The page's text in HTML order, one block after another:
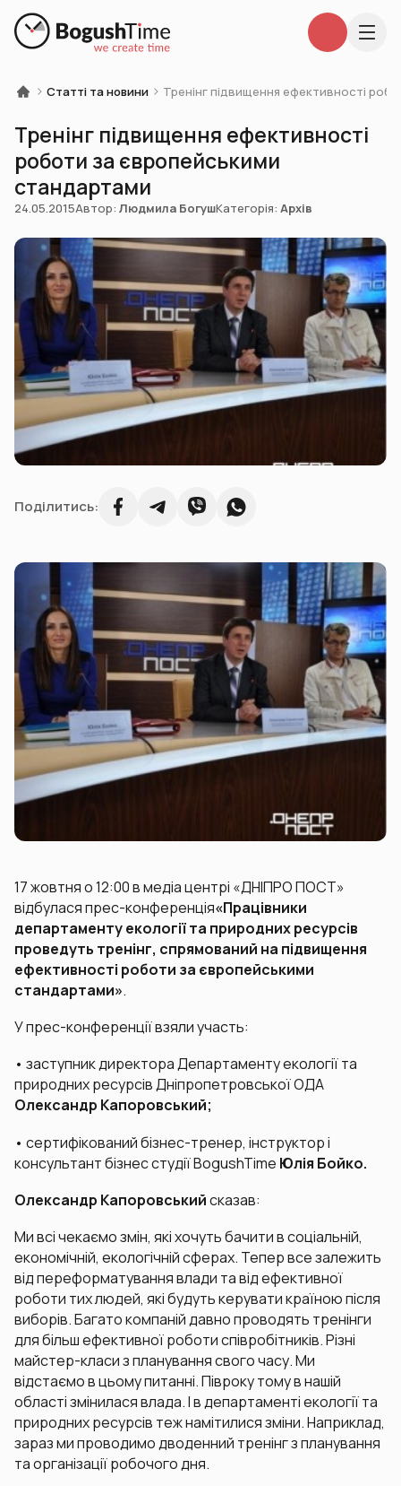
Статті та новини Тренінг підвищення ефективності
Тренінг підвищення ефективності
роботи за європейськими
стандартами
24.05.2015Автор: Людмила БогушКатегорія: Архів
Поділитись:
17 жовтня о 12:00 в медіа центрі «ДНІПРО ПОСТ»
відбулася прес-конференція«Працівники
департаменту екології та природних ресурсів
проведуть тренінг, спрямований на підвищення
ефективності роботи за європейськими
стандартами».
У прес-конференції взяли участь:
• заступник директора Департаменту екології та
природних ресурсів Дніпропетровської ОДА
Олександр Капоровський;
• сертифікований бізнес-тренер, інструктор і
консультант бізнес студії BogushTime Юлія Бойко.
Олександр Капоровськийсказав:
Ми всі чекаємо змін, які хочуть бачити в соціальній,
економічній, екологічній сферах. Тепер все залежить
від переформатування влади та від ефективної
роботи тих людей, які будуть керувати країною після
виборів. Багато компаній давно проводять тренінги
для більш ефективної роботи співробітників. Різні
майстер-класи з планування свого часу. Ми
відстаємо в цьому питанні. Півроку тому в нашій
області змінилася влада. І в департаменті екології та
природних ресурсів теж намітилися зміни. Наприклад,
зараз ми проводимо дводенний тренінг з планування
та організації робочого дня.